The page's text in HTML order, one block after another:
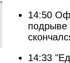
14:50
подрыве
14:33